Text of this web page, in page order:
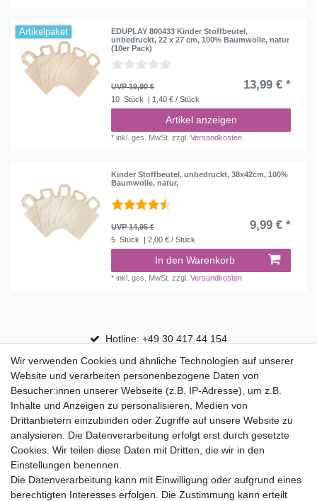
Artikelpaket
EDUPLAY 800433 Kinder Stoffbeutel,
unbedruckt, 22 x 27 cm, 100% Baumwolle, natur
(10er Pack)
UVP 19,90 € 13,99 € *
10 Stück | 1,40 € / Stück
Artikel anzeigen
*inkl. ges. MwSt. zzgl.Versandkosten
Kinder Stoffbeutel, unbedruckt, 38x42cm, 100%
Baumwolle, natur,
UVP 14,95 € 9,99 € *
5 Stück | 2,00 € / Stück
In den Warenkorb
*inkl. ges. MwSt. zzgl.Versandkosten
Hotline: +49 30 417 44 154
30 Tage Rückgaberecht
Versandfrei ab 75 € in Deutschland
Top Marken
Eduplay
Folia Bringmann
Shop
Wir verwenden Cookies und ähnliche Technologien auf unserer
Website und verarbeiten personenbezogene Daten von
Besucher:innen unserer Webseite (z.B. IP-Adresse), um z.B.
Inhalte und Anzeigen zu personalisieren, Medien von
Drittanbietern einzubinden oder Zugriffe auf unsere Website zu
analysieren. Die Datenverarbeitung erfolgt erst durch gesetzte
Cookies. Wir teilen diese Daten mit Dritten, die wir in den
Einstellungen benennen.
Die Datenverarbeitung kann mit Einwilligung oder aufgrund eines
berechtigten Interesses erfolgen. Die Zustimmung kann erteilt